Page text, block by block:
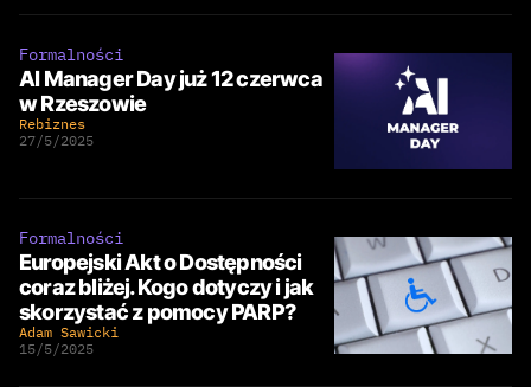
Formalności
AI Manager Day już 12 czerwca
w Rzeszowie
Rebiznes
27/5/2025
Formalności
Europejski Akt o Dostępności
coraz bliżej. Kogo dotyczy i jak
skorzystać z pomocy PARP?
Adam Sawicki
15/5/2025